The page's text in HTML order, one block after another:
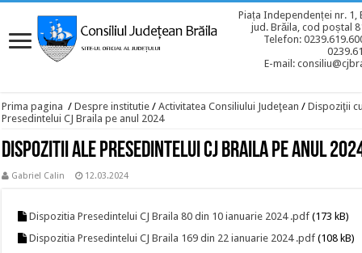
Piața Independenței nr. 1,
jud. Brăila, cod poștal
Telefon:
E-mail:
Prima pagina / Despre institutie / Activitatea Consiliului Judeţean / Dispoziţii
Presedintelui CJ Braila pe anul 2024
Dispozitii ale Presedintelui CJ Braila pe anul
Gabriel Calin 12.03.2024
Dispozitia Presedintelui CJ Braila 80 din 10 ianuarie 2024 .pdf (173 kB)
Dispozitia Presedintelui CJ Braila 169 din 22 ianuarie 2024 .pdf (108 kB)